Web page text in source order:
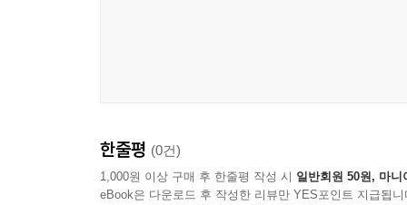
한줄평 (0건)
1,000원 이상 구매 후 한줄평 작성 시 일반회원 50원, 마니
eBook은 다운로드 후 작성한 리뷰만 YES포인트 지급됩니